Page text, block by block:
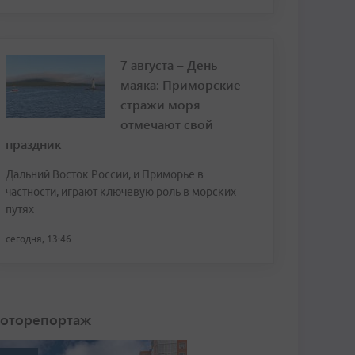
7 августа – День
маяка: Приморские
стражи моря
отмечают свой
праздник
Дальний Восток России, и Приморье в
частности, играют ключевую роль в морских
путях
сегодня, 13:46